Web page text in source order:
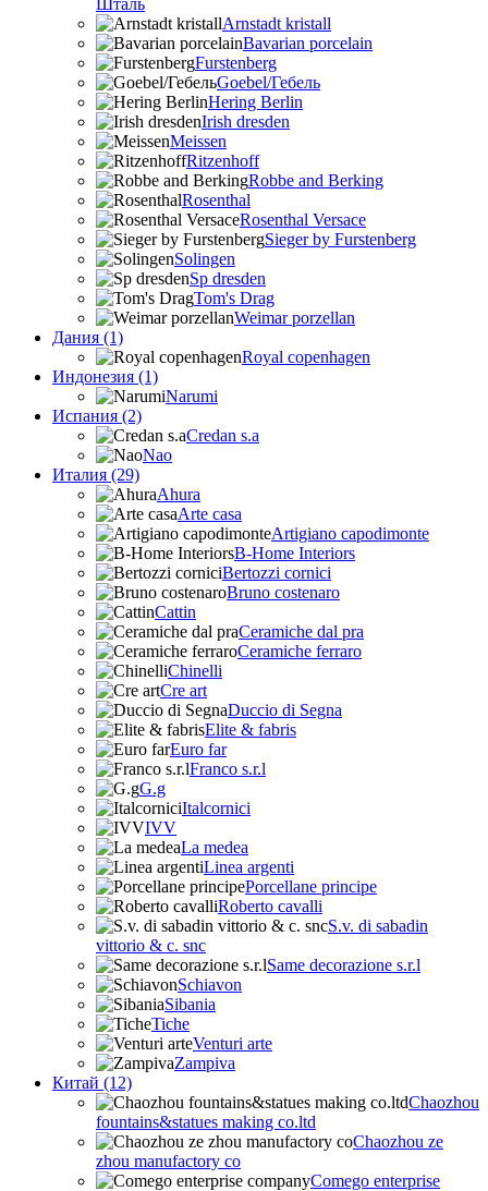
Шталь
Arnstadt kristall
Bavarian porcelain
Furstenberg
Goebel/Гебель
Hering Berlin
Irish dresden
Meissen
Ritzenhoff
Robbe and Berking
Rosenthal
Rosenthal Versace
Sieger by Furstenberg
Solingen
Sp dresden
Tom's Drag
Weimar porzellan
Дания (1)
Royal copenhagen
Индонезия (1)
Narumi
Испания (2)
Credan s.a
Nao
Италия (29)
Ahura
Arte casa
Artigiano capodimonte
B-Home Interiors
Bertozzi cornici
Bruno costenaro
Cattin
Ceramiche dal pra
Ceramiche ferraro
Chinelli
Cre art
Duccio di Segna
Elite & fabris
Euro far
Franco s.r.l
G.g
Italcornici
IVV
La medea
Linea argenti
Porcellane principe
Roberto cavalli
S.v. di sabadin
vittorio & c. snc
Same decorazione s.r.l
Schiavon
Sibania
Tiche
Venturi arte
Zampiva
Китай (12)
Chaozhou
fountains&statues making co.ltd
Chaozhou ze
zhou manufactory co
Comego enterprise